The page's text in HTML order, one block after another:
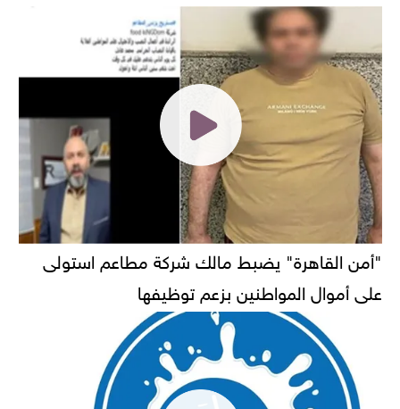
"أمن القاهرة" يضبط مالك شركة مطاعم استولى
على أموال المواطنين بزعم توظيفها